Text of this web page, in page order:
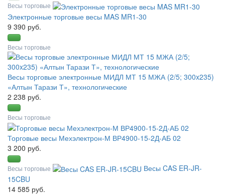
Весы торговые
Электронные торговые весы MAS MR1-30
9 390 руб.
Весы торговые
Весы торговые электронные МИДЛ МТ 15 МЖА (2/5; 300x235)
«Алтын Тарази Т», технологические
2 238 руб.
Весы торговые
Торговые весы Мехэлектрон-М ВР4900-15-2Д-АБ 02
3 200 руб.
Весы торговые
Весы CAS ER-JR-
15CBU
14 585 руб.